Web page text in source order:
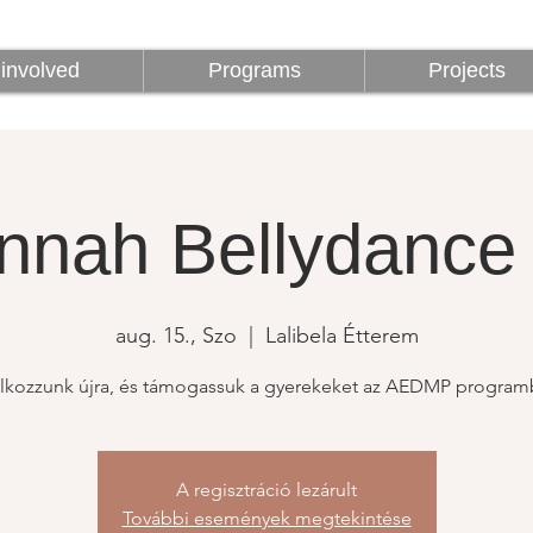
1%
Programs Projects
aug. 15., Szo Lalibela Étterem
újra, és támogassuk a gyerekeket az AEDMP
A regisztráció lezárult
További események megtekintése